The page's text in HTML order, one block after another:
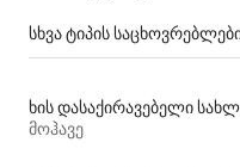
სხვა ტიპის
მოჰავე